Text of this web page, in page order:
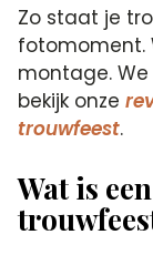
Zo staat je
fotomoment.
montage. We
bekijk onze
trouwfeest.
Wat is